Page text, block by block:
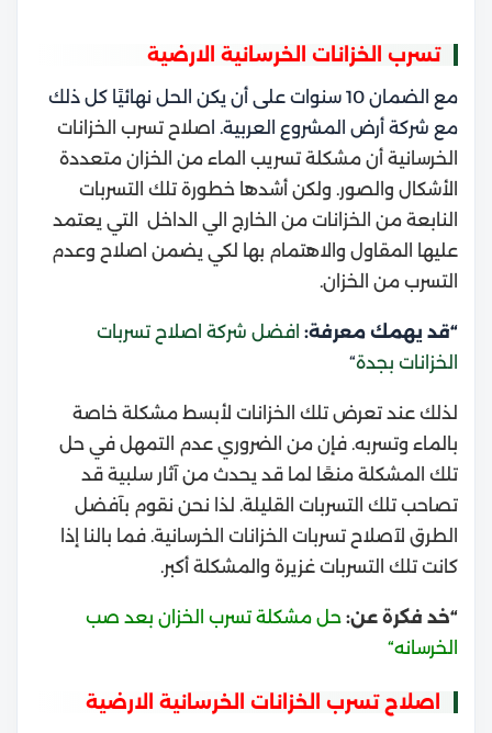
تسرب الخزانات الخرسانية الارضية
مع الضمان 10 سنوات على أن يكن الحل نهائيًا كل ذلك
مع شركة أرض المشروع العربية. ا صلاح تسرب الخزانات
الخرسانية أن مشكلة تسريب الماء من الخزان متعددة
الأشكال والصور. ولكن أشدها خطورة تلك التسربات
النابعة من الخزانات من الخارج الي الداخل التي يعتمد
عليها المقاول والاهتمام بها لكي يضمن اصلاح وعدم
التسرب من الخزان.
“قد يهمك معرفة: افضل شركة اصلاح تسربات
الخزانات بجدة“
لذلك عند تعرض تلك الخزانات لأبسط مشكلة خاصة
بالماء وتسربه. فإن من الضروري عدم التمهل في حل
تلك المشكلة منعًا لما قد يحدث من آثار سلبية قد
تصاحب تلك التسربات القليلة. لذا نحن نقوم بآفضل
الطرق لآصلاح تسربات الخزانات الخرسانية. فما بالنا إذا
كانت تلك التسربات غزيرة والمشكلة أكبر.
“خد فكرة عن: حل مشكلة تسرب الخزان بعد صب
الخرسانه“
اصلاح تسرب الخزانات الخرسانية الارضية